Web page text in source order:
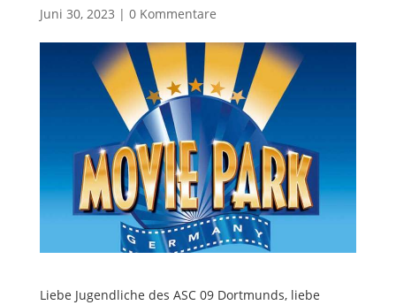
Juni 30, 2023 | 0 Kommentare
Liebe Jugendliche des ASC 09 Dortmunds, liebe